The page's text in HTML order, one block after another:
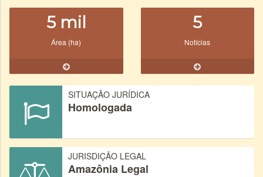
5 mil
Área (ha)
5
Notícias
SITUAÇÃO JURÍDICA
Homologada
JURISDIÇÃO LEGAL
Amazônia Legal